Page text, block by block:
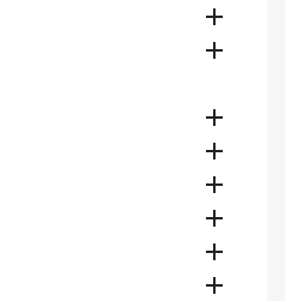







